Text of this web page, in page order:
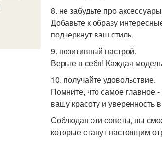
8. не забудьте про
Добавьте к образу
подчеркнут ваш стиль.
9. позитивный настрой.
Верьте в себя! Каждая
10. получайте удовольствие.
Помните, что самое главное
вашу красоту и уверенность
Соблюдая эти советы, вы
которые станут настоящим